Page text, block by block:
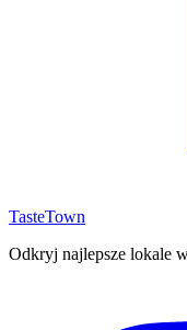
TasteTown
Odkryj najlepsze lokale